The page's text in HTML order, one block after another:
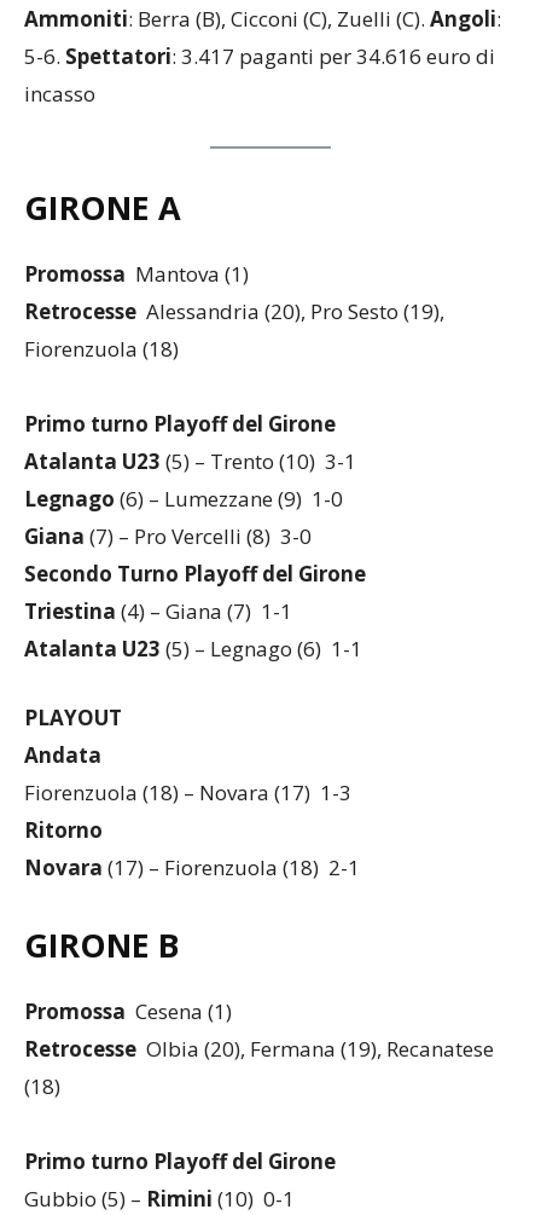
Ammoniti: Berra (B), Cicconi (C), Zuelli (C). Angoli:
5-6. Spettatori: 3.417 paganti per 34.616 euro di
incasso
GIRONE A
Promossa Mantova (1)
Retrocesse Alessandria (20), Pro Sesto (19),
Fiorenzuola (18)
Primo turno Playoff del Girone
Atalanta U23 (5) – Trento (10) 3-1
Legnago (6) – Lumezzane (9) 1-0
Giana (7) – Pro Vercelli (8) 3-0
Secondo Turno Playoff del Girone
Triestina (4) – Giana (7) 1-1
Atalanta U23 (5) – Legnago (6) 1-1
PLAYOUT
Andata
Fiorenzuola (18) – Novara (17) 1-3
Ritorno
Novara (17) – Fiorenzuola (18) 2-1
GIRONE B
Promossa Cesena (1)
Retrocesse Olbia (20), Fermana (19), Recanatese
(18)
Primo turno Playoff del Girone
Gubbio (5) – Rimini (10) 0-1